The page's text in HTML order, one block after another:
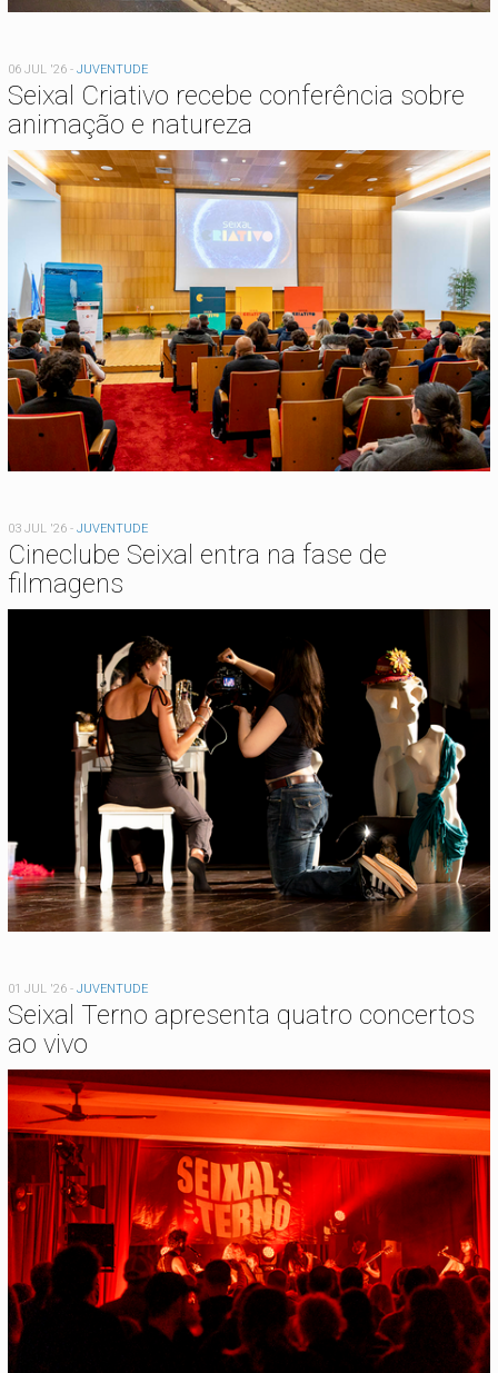
06 JUL '26 - JUVENTUDE
Seixal Criativo recebe conferência sobre
animação e natureza
03 JUL '26 - JUVENTUDE
Cineclube Seixal entra na fase de
filmagens
01 JUL '26 - JUVENTUDE
Seixal Terno apresenta quatro concertos
ao vivo